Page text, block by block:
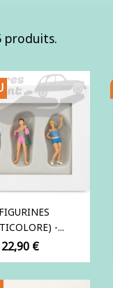
produits.
-...
Prix
22,90 €